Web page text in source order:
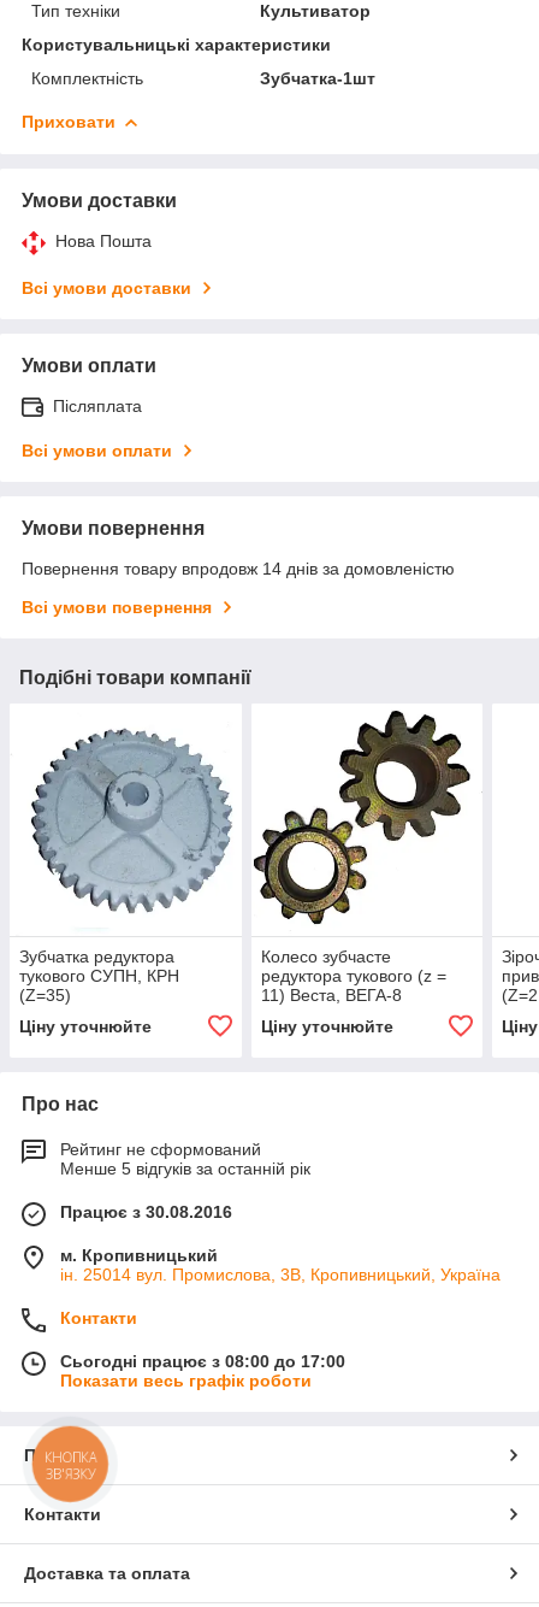
Тип техніки
Культиватор
Користувальницькі характеристики
Комплектність
Зубчатка-1шт
Приховати
Умови доставки
Нова Пошта
Всі умови доставки
Умови оплати
Післяплата
Всі умови оплати
Умови повернення
Повернення товару впродовж 14 днів за домовленістю
Всі умови повернення
Подібні товари компанії
Зубчатка редуктора
тукового СУПН, КРН
(Z=35)
Ціну уточнюйте
Колесо зубчасте
редуктора тукового (z =
11) Веста, ВЕГА-8
Ціну уточнюйте
Про нас
Рейтинг не сформований
Менше 5 відгуків за останній рік
Працює з 30.08.2016
м. Кропивницький
ін. 25014 вул. Промислова, 3В, Кропивницький, Україна
Контакти
Сьогодні працює з 08:00 до 17:00
Показати весь графік роботи
Про нас
Контакти
Доставка та оплата
КНОПКА
ЗВ'ЯЗКУ